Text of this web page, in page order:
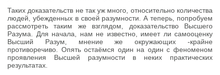
Таких доказательств не так уж много, относительно количества
людей, убежденных в своей разумности. А теперь, попробуем
рассмотреть таким же взглядом, доказательство Высшего
Разума. Для начала, нам не известно, имеет ли самооценку
Высший Разум, мнение же окружающих -крайне
противоречиво. Опять остаёмся один на один с феноменом
проявления Высшей разумности в неких практических
результатах.